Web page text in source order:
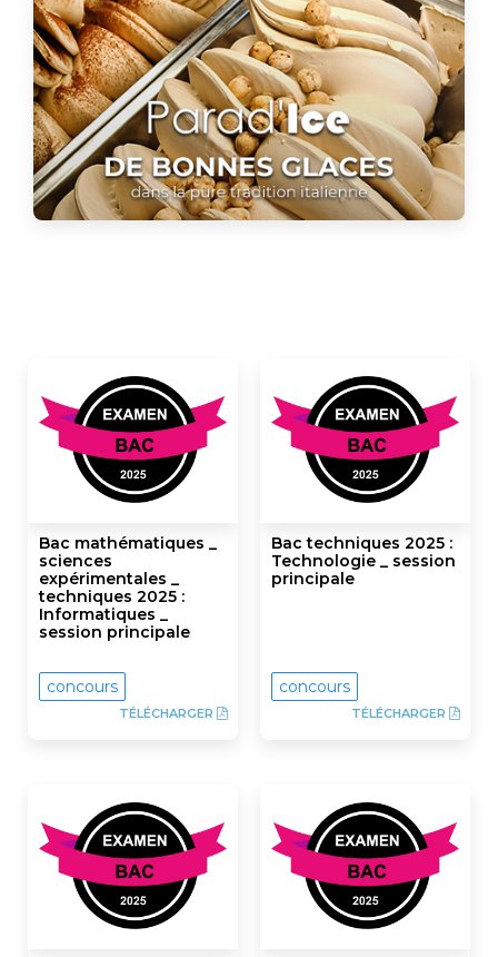
Bac mathématiques _
sciences
expérimentales _
techniques 2025 :
Informatiques _
session principale
concours
TÉLÉCHARGER
Bac techniques 2025 :
Technologie _ session
principale
concours
TÉLÉCHARGER